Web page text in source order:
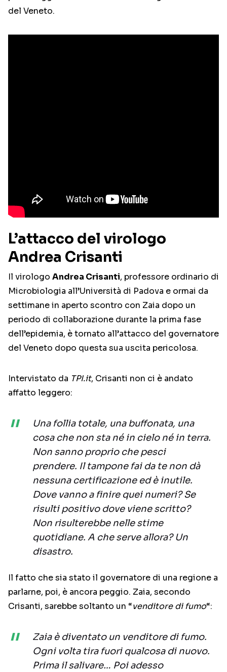
del Veneto.
L’attacco del virologo
Andrea Crisanti
Il virologo Andrea Crisanti, professore ordinario di
Microbiologia all’Università di Padova e ormai da
settimane in aperto scontro con Zaia dopo un
periodo di collaborazione durante la prima fase
dell’epidemia, è tornato all’attacco del governatore
del Veneto dopo questa sua uscita pericolosa.
Intervistato da TPI.it, Crisanti non ci è andato
affatto leggero:
Una follia totale, una buffonata, una
cosa che non sta né in cielo né in terra.
Non sanno proprio che pesci
prendere. Il tampone fai da te non dà
nessuna certificazione ed è inutile.
Dove vanno a finire quei numeri? Se
risulti positivo dove viene scritto?
Non risulterebbe nelle stime
quotidiane. A che serve allora? Un
disastro.
Il fatto che sia stato il governatore di una regione a
parlarne, poi, è ancora peggio. Zaia, secondo
Crisanti, sarebbe soltanto un “venditore di fumo“:
Zaia è diventato un venditore di fumo.
Ogni volta tira fuori qualcosa di nuovo.
Prima il salivare… Poi adesso